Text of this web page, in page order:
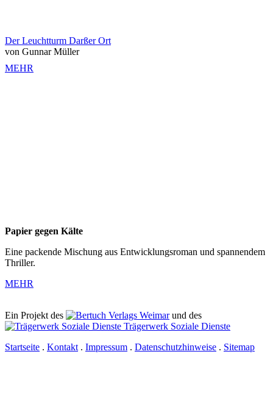
Der Leuchtturm Darßer Ort
von Gunnar Müller
MEHR
Papier gegen Kälte
Eine packende Mischung aus Entwicklungsroman und spannendem
Thriller.
MEHR
Ein Projekt des Verlags Weimarund des
Trägerwerk Soziale Dienste
Startseite . Kontakt . Impressum . Datenschutzhinweise . Sitemap